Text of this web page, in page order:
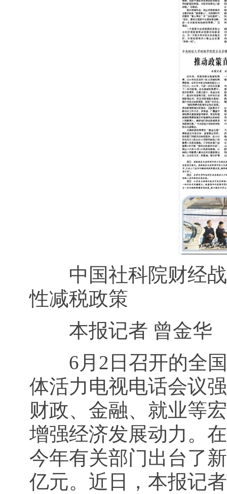
中国社科院财经战
性减税政策
本报记者 曾金华
6月2日召开的全国
体活力电视电话会议
财政、金融、就业等
增强经济发展动力。
今年有关部门出台了
亿元。近日，本报记